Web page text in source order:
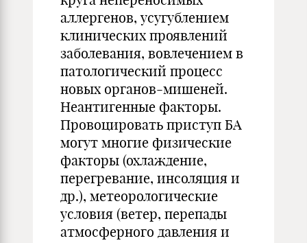
аллергенов, усугублением
клинических проявлений
заболевания, вовлечением в
патологический процесс
новых органов-мишеней.
Неантигенные факторы.
Провоцировать приступ БА
могут многие физические
факторы (охлаждение,
перегревание, инсоляция и
др.), метеорологические
условия (ветер, перепады
атмосферного давления и